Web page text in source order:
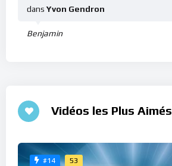
Benjamin
dans Yvon Gendron
Vidéos les Plus Aimés
#14 53